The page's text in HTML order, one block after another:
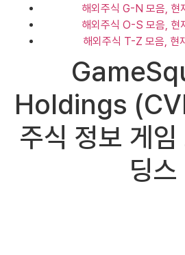
해외주식 G-N 모음, 현
해외주식 O-S 모음, 현
해외주식 T-Z 모음, 현
Holdings
주식 정보 게
딩스